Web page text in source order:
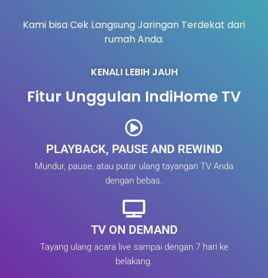
Kami bisa Cek Langsung Jaringan Terdekat dari
rumah Anda.
KENALI LEBIH JAUH
Fitur Unggulan IndiHome TV
PLAYBACK, PAUSE AND REWIND
Mundur, pause, atau putar ulang tayangan TV Anda
dengan bebas.
TV ON DEMAND
Tayang ulang acara live sampai dengan 7 hari ke
belakang.